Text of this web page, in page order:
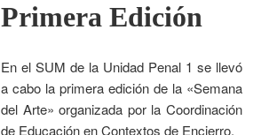
Primera Edición
En el SUM de la Unidad Penal 1 se llevó
a cabo la primera edición de la «Semana
del Arte» organizada por la Coordinación
de Educación en Contextos de Encierro.